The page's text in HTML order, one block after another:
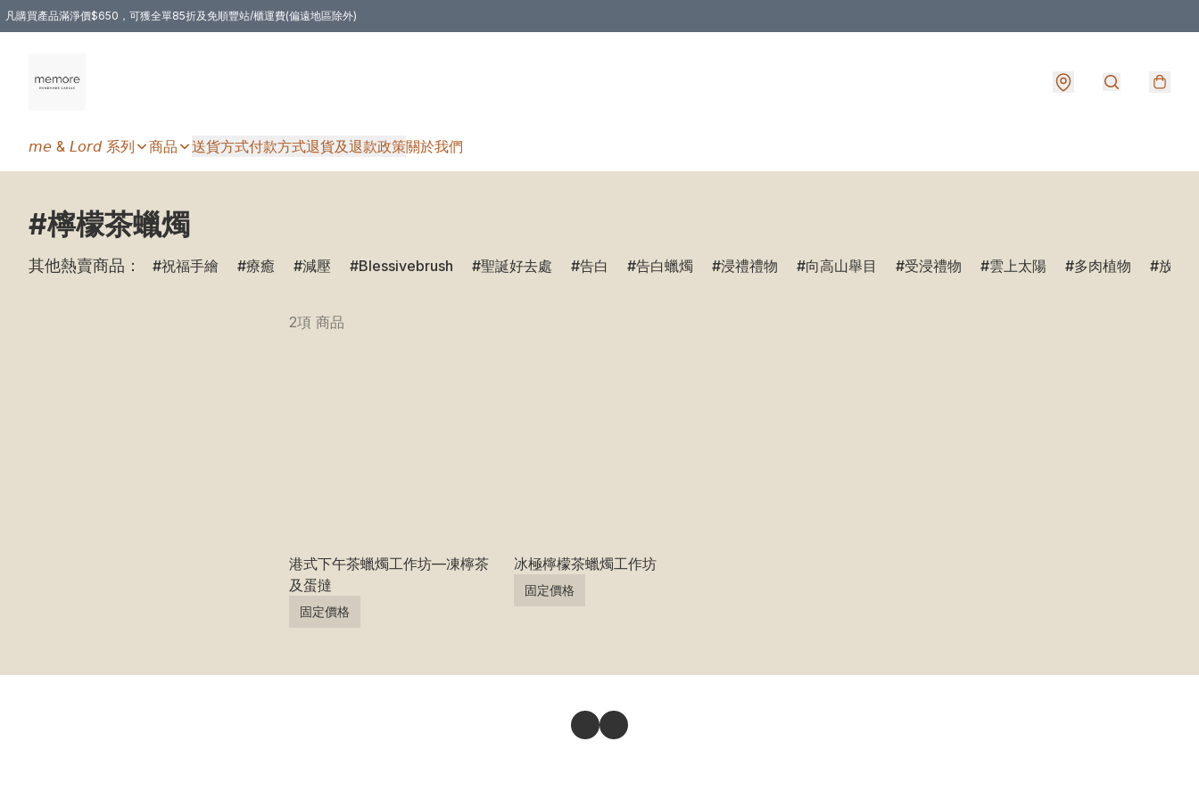
凡購買產品滿淨價$650，可獲全單85折及免順豐站/櫃運費(偏遠地區除外)
𝘮𝘦 & 𝘓𝘰𝘳𝘥 系列 商品 送貨方式付款方式退貨及退款政策關於我們
#檸檬茶蠟燭
其他熱賣商品： 祝福手繪 療癒 減壓 Blessivebrush 聖誕好去處 告白 告白蠟燭 浸禮禮物 向高山舉目 受浸禮物 雲上太陽 多肉植物 放鬆
2項 商品
港式下午茶蠟燭工作坊—凍檸茶
及蛋撻
固定價格
冰極檸檬茶蠟燭工作坊
固定價格